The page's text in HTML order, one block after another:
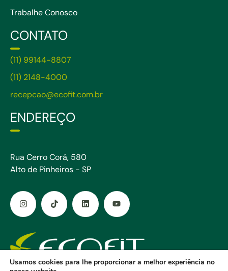
Trabalhe Conosco
CONTATO
(11) 99144-8807
(11) 2148-4000
recepcao@ecofit.com.br
ENDEREÇO
Rua Cerro Corá, 580
Alto de Pinheiros - SP
Usamos cookies para lhe proporcionar a melhor experiência no